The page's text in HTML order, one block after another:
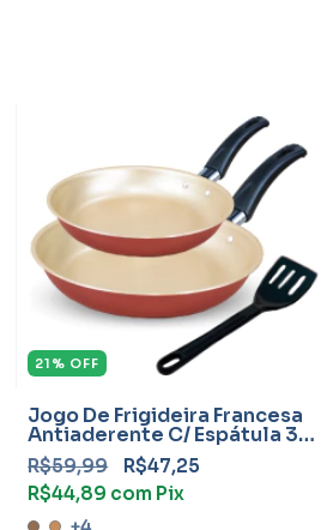
21 % OFF
Jogo De Frigideira Francesa
Antiaderente C/ Espátula 3
Peças
R$59,99
R$47,25
R$44,89 com Pix